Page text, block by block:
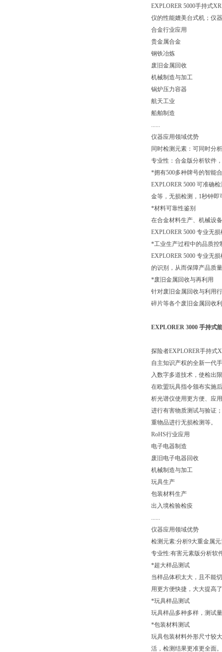
EXPLORER 5000手持式
仪的性能媲美台式机；仪
合金行业应用
贵金属合金
钢铁冶炼
废旧金属回收
机械制造与加工
锅炉压力容器
航天工业
船舶制造
......
仪器应用领域优势
同时检测元素：可同时分
专业性：合金版分析软件
*拥有500多种牌号的智能
EXPLORER 5000 可准确
金等，无损检测，1秒钟
*材料可靠性鉴别
在合金材料生产、机械设
EXPLORER 5000 专业无
*工业生产过程中的品质控
EXPLORER 5000 专业无
的识别，从而保障产品质
*废旧金属回收与再利用
针对废旧金属回收与利用
碎片等各个废旧金属回收
EXPLORER 3000 手持式
探险者EXPLORER手持式
自主知识产权的全新一代
入数字多道技术，使检出
在欧盟玩具指令颁布实施
析光谱仪使用更方便、应
进行有害物质测试与验证
重物品进行无损检测等。
RoHS行业应用
电子电器制造
废旧电子电器回收
机械制造与加工
玩具生产
包装材料生产
出入境检验检疫
......
仪器应用领域优势
检测元素:分析9大重金属
专业性:有害元素版分析软
*超大样品测试
当样品体积太大，且不能
用更方便快捷，大大提高
*玩具样品测试
玩具样品多种多样，测试
*包装材料测试
玩具包装材料外形尺寸较
活，检测结果更准更全面。